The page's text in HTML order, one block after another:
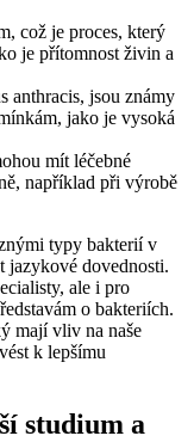
což je proces, který
je přítomnost živin a
anthracis, jsou známy
jako je vysoká
mít léčebné
například při výrobě
typy bakterií v
jazykové dovednosti.
ale i pro
o bakteriích.
mají vliv na naše
k lepšímu
studium a